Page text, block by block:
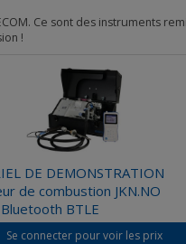
Ce sont des instruments
!
DE DEMONSTRATION
de combustion JKN.NO
BTLE
Se connecter pour voir les prix